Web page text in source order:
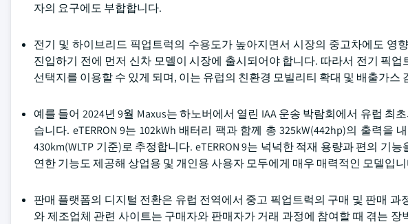
자의 요구에도 부합합니다.
전기 및 하이브리드 픽업트럭의 수용도가 높아지면서 시장의 중고차에도 영
진입하기 전에 먼저 신차 모델이 시장에 출시되어야 합니다. 따라서 전기 픽
선택지를 이용할 수 있게 되며, 이는 유럽의 친환경 모빌리티 확대 및 배출가스
예를 들어 2024년 9월 Maxus는 하노버에서 열린 IAA 운송 박람회에서 유럽 최
습니다. eTERRON 9는 102kWh 배터리 팩과 함께 총 325kW(442hp)의 출력
430km(WLTP 기준)로 추정합니다. eTERRON 9는 넉넉한 적재 용량과 편의 기
연한 기능도 제공해 상업용 및 개인용 사용자 모두에게 매우 매력적인 모델입
판매 플랫폼의 디지털 전환은 유럽 전역에서 중고 픽업트럭의 구매 및 판매
와 제조업체 관련 사이트는 구매자와 판매자가 거래 과정에 참여할 때 겪는